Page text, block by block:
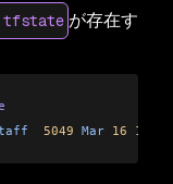
が存在す
  5049
Mar 16 18